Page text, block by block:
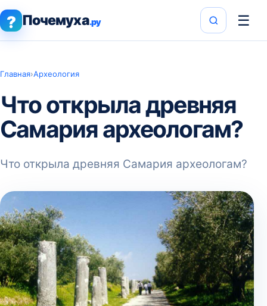
? Почемуха.ру ☰
Главная›Археология
Что открыла древняя
Самария археологам?
Что открыла древняя Самария археологам?